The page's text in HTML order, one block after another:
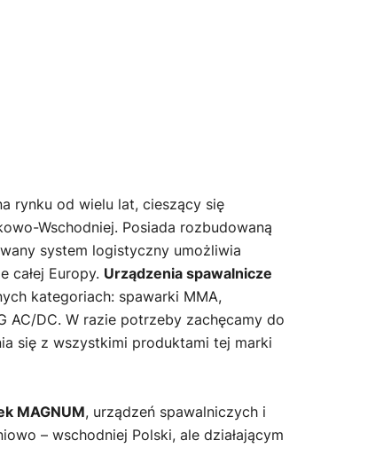
rynku od wielu lat, cieszący się
Wschodniej. Posiada rozbudowaną
system logistyczny umożliwia
całej Europy. Urządzenia spawalnicze
kategoriach: spawarki MMA,
AC/DC. W razie potrzeby zachęcamy do
się z wszystkimi produktami tej marki
MAGNUM, urządzeń spawalniczych i
– wschodniej Polski, ale działającym